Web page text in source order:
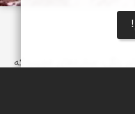
رنگی، صخره‌های عجیب که